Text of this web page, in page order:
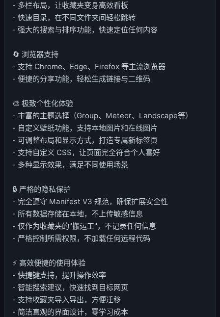
- 多栏布局，让收藏夹变身高效看板
- 快速目录，在不同文件夹间轻松跳转
- 强大的搜索与排序功能，快速定位任何内容
🔄 浏览器支持
- 支持 Chrome、Edge、Firefox 等主流浏览器
- 便捷的分享功能，轻松生成链接与二维码
🎨 极致个性化体验
- 丰富的主题选择（Group、Meteor、Landscape等）
- 自定义壁纸功能，支持本地图片和在线图片
- 可调整布局和显示方式，打造专属新标签页
- 支持自定义 CSS，让页面完全符合个人喜好
- 多种显示效果，满足不同使用场景
🔒 严格的隐私保护
- 完全遵守 Manifest V3 规范，确保扩展安全性
- 所有数据存储在本地，不上传敏感信息
- 仅作为收藏夹的"搬运工"，不记录任何信息
- 严格控制所需权限，不加载任何远程代码
⚡ 高效便捷的使用体验
- 快捷键支持，提升操作效率
- 智能搜索建议，快速找到目标网页
- 支持收藏夹导入导出，方便迁移
- 简洁直观的界面设计，零学习成本